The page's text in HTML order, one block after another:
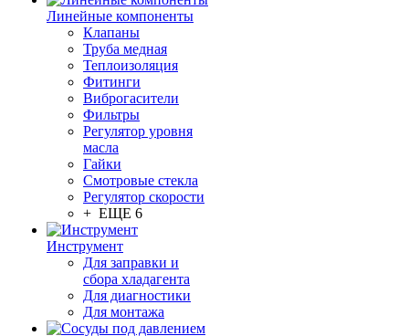
Линейные компоненты
Клапаны
Труба медная
Теплоизоляция
Фитинги
Виброгасители
Фильтры
Регулятор уровня
масла
Гайки
Смотровые стекла
Регулятор скорости
+ ЕЩЕ 6
Инструмент
Для заправки и
сбора хладагента
Для диагностики
Для монтажа